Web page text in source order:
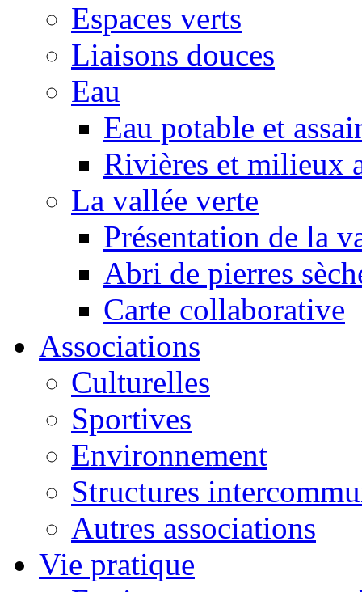
Espaces verts
Liaisons douces
Eau
Eau potable et
Rivières et milieux
La vallée verte
Présentation de la
Abri de pierres
Carte collaborative
Associations
Culturelles
Sportives
Environnement
Structures
Autres associations
Vie pratique